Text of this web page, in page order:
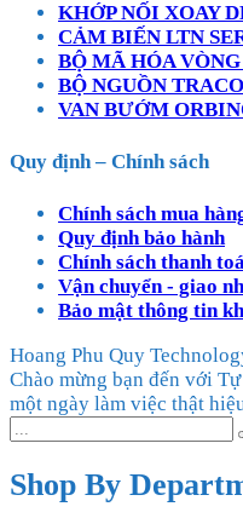
KHỚP NỐI XOAY
CẢM BIẾN LTN
BỘ MÃ HÓA
BỘ NGUỒN
VAN BƯỚM
Quy định – Chính sách
Chính sách mua
Quy định bảo hành
Chính sách thanh
Vận chuyển - giao
Bảo mật thông tin
Hoang Phu Quy
Chào mừng bạn đến với
một ngày làm việc thật
Shop By